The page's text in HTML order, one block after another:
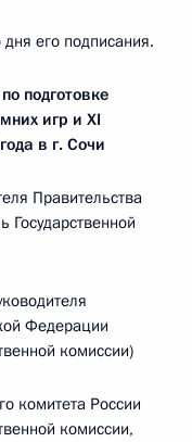
его подписания.
подготовке
игр и XI
в г. Сочи
Правительства
Государственной
Федерации
комиссии)
комитета России
комиссии,